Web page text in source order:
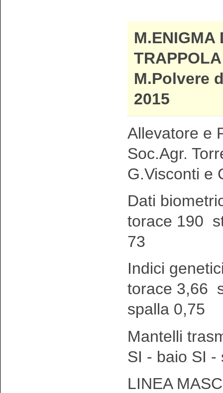
M.ENIGMA
M.Polvere
2015
Allevatore e
Soc.Agr.
G.Visconti e
Dati
torace 190
73
Indici
torace 3,66
spalla 0,75
Mantelli
SI - baio SI -
LINEA